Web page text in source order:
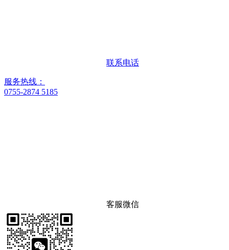
联系电话
服务热线：
0755-2874 5185
客服微信